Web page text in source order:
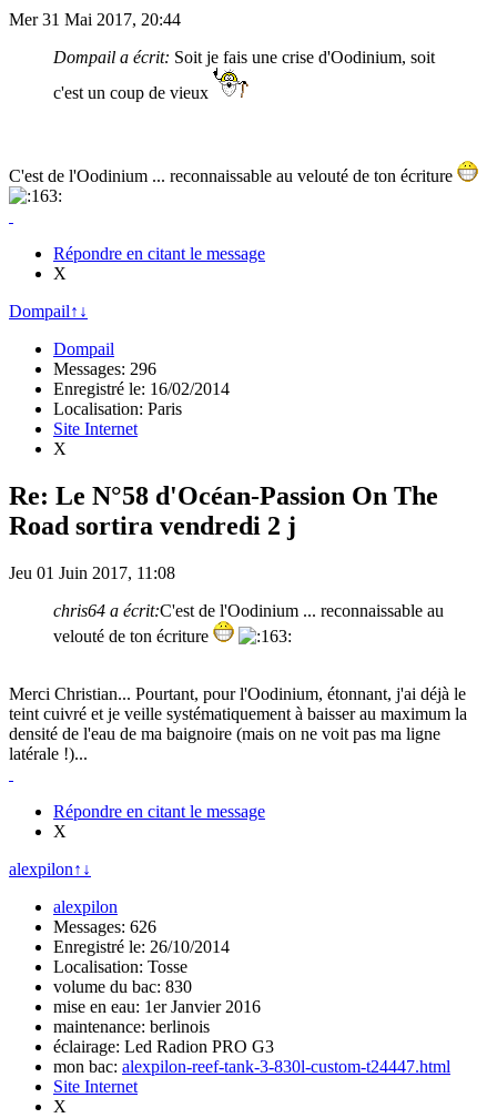
Mer 31 Mai 2017, 20:44
Dompail a écrit: Soit je fais une crise d'Oodinium, soit
c'est un coup de vieux
C'est de l'Oodinium ... reconnaissable au velouté de ton écriture
Répondre en citant le message
X
Dompail↑ ↓
Dompail
Messages: 296
Enregistré le: 16/02/2014
Localisation: Paris
Site Internet
X
Re: Le N°58 d'Océan-Passion On The
Road sortira vendredi 2 j
Jeu 01 Juin 2017, 11:08
chris64 a écrit:C'est de l'Oodinium ... reconnaissable au
velouté de ton écriture
Merci Christian... Pourtant, pour l'Oodinium, étonnant, j'ai déjà le
teint cuivré et je veille systématiquement à baisser au maximum la
densité de l'eau de ma baignoire (mais on ne voit pas ma ligne
latérale !)...
Répondre en citant le message
X
alexpilon↑ ↓
alexpilon
Messages: 626
Enregistré le: 26/10/2014
Localisation: Tosse
volume du bac: 830
mise en eau: 1er Janvier 2016
maintenance: berlinois
éclairage: Led Radion PRO G3
mon bac: alexpilon-reef-tank-3-830l-custom-t24447.html
Site Internet
X